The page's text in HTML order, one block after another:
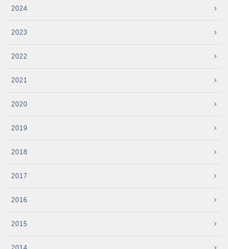
2024
2023
2022
2021
2020
2019
2018
2017
2016
2015